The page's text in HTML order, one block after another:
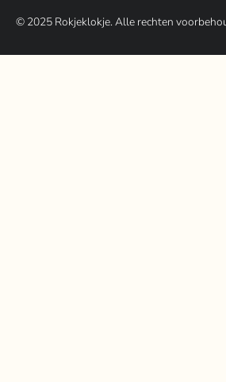
© 2025Rokjeklokje. Alle rechten